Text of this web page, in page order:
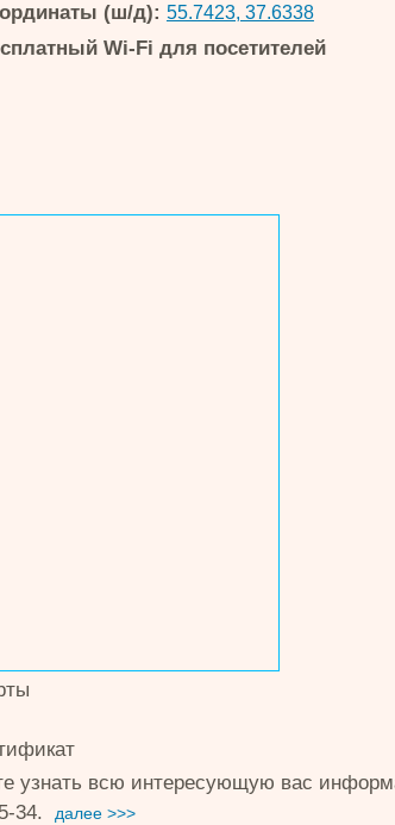
(ш/д): 55.7423, 37.6338
Wi-Fi для посетителей
узнать всю интересующую вас
34.
далее >>>